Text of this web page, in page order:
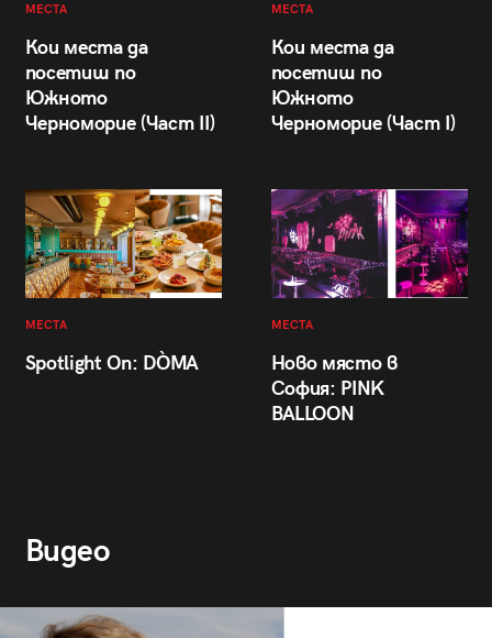
МЕСТА
Кои места да
посетиш по
Южното
Черноморие (Част II)
МЕСТА
Кои места да
посетиш по
Южното
Черноморие (Част I)
МЕСТА
Spotlight On: DÒMA
МЕСТА
Ново място в
София: PINK
BALLOON
Видео